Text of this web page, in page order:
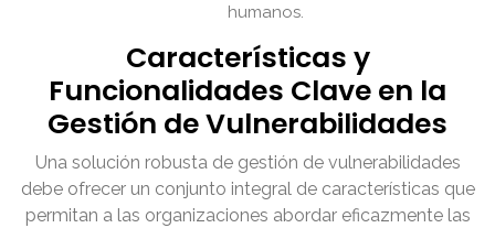
humanos.
Características y
Funcionalidades Clave en la
Gestión de Vulnerabilidades
Una solución robusta de gestión de vulnerabilidades
debe ofrecer un conjunto integral de características que
permitan a las organizaciones abordar eficazmente las